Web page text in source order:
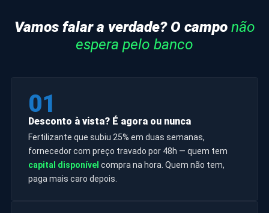
Vamos falar a verdade? O campo não
espera pelo banco
01
Desconto à vista? É agora ou nunca
Fertilizante que subiu 25% em duas semanas,
fornecedor com preço travado por 48h — quem tem
capital disponível compra na hora. Quem não tem,
paga mais caro depois.